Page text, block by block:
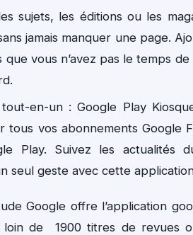
sujets, les éditions ou les
jamais manquer une page.
que vous n’avez pas le temps
en-un : Google Play
tous vos abonnements Google
Play. Suivez les actualités
seul geste avec cette
Google offre l’application
de 1900 titres de revues